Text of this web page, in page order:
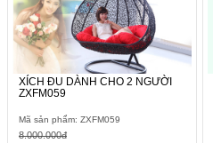
XÍCH ĐU DÀNH CHO 2 NGƯỜI
ZXFM059
Mã sản phẩm: ZXFM059
8.000.000đ